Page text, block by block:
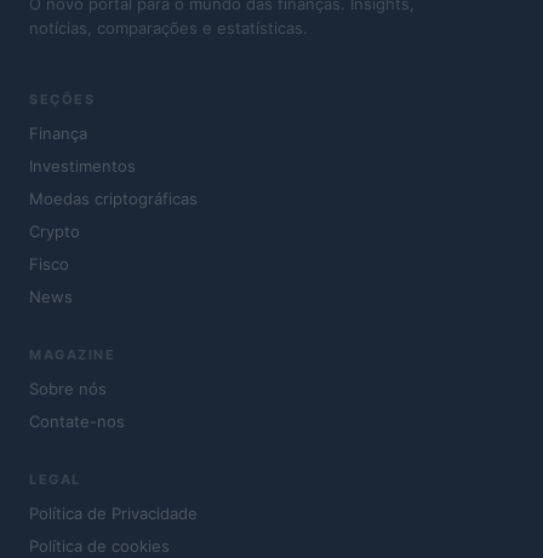
notícias, comparações e estatísticas.
SEÇÕES
Finança
Investimentos
Moedas criptográficas
Crypto
Fisco
News
MAGAZINE
Sobre nós
Contate-nos
LEGAL
Política de Privacidade
Política de cookies